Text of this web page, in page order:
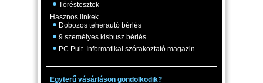
Töréstesztek
Hasznos linkek
Dobozos teherautó bérlés
9 személyes kisbusz bérlés
PC Pult. Informatikai szórakoztató magazin
Egyterű vásárláson gondolkodik?